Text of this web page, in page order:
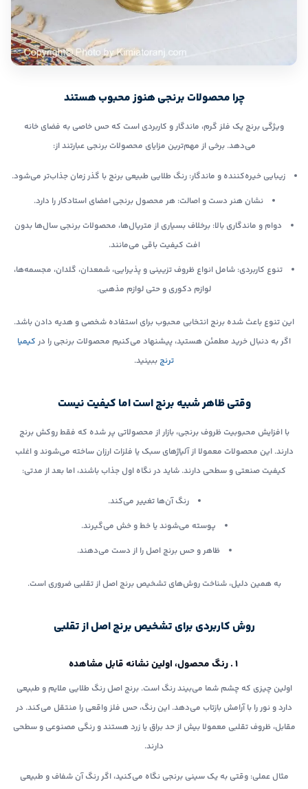
چرا محصولات برنجی هنوز محبوب هستند
ویژگی برنج یک فلز گرم، ماندگار و کاربردی است که حس خاصی به فضای خانه
می‌دهد. برخی از مهم‌ترین مزایای محصولات برنجی عبارتند از:
زیبایی خیره‌کننده و ماندگار: رنگ طلایی طبیعی برنج با گذر زمان جذاب‌تر می‌شود.
نشان هنر دست و اصالت: هر محصول برنجی امضای استادکار را دارد.
دوام و ماندگاری بالا: برخلاف بسیاری از متریال‌ها، محصولات برنجی سال‌ها بدون
افت کیفیت باقی می‌مانند.
تنوع کاربردی: شامل انواع ظروف تزیینی و پذیرایی، شمعدان، گلدان، مجسمه‌ها،
لوازم دکوری و حتی لوازم مذهبی.
این تنوع باعث شده برنج انتخابی محبوب برای استفاده شخصی و هدیه دادن باشد.
اگر به دنبال خرید مطمئن هستید، پیشنهاد می‌کنیم محصولات برنجی را در کیمیا
ترنج ببینید.
وقتی ظاهر شبیه برنج است اما کیفیت نیست
با افزایش محبوبیت ظروف برنجی، بازار از محصولاتی پر شده که فقط روکش برنج
دارند. این محصولات معمولا از آلیاژهای سبک یا فلزات ارزان ساخته می‌شوند و اغلب
کیفیت صنعتی و سطحی دارند. شاید در نگاه اول جذاب باشند، اما بعد از مدتی:
رنگ آن‌ها تغییر می‌کند.
پوسته می‌شوند یا خط و خش می‌گیرند.
ظاهر و حس برنج اصل را از دست می‌دهند.
به همین دلیل، شناخت روش‌های تشخیص برنج اصل از تقلبی ضروری است.
روش کاربردی برای تشخیص برنج اصل از تقلبی
۱. رنگ محصول، اولین نشانه قابل مشاهده
اولین چیزی که چشم شما می‌بیند رنگ است. برنج اصل رنگ طلایی ملایم و طبیعی
دارد و نور را با آرامش بازتاب می‌دهد. این رنگ، حس فلز واقعی را منتقل می‌کند. در
مقابل، ظروف تقلبی معمولا بیش از حد براق یا زرد هستند و رنگی مصنوعی و سطحی
دارند.
مثال عملی: وقتی به یک سینی برنجی نگاه می‌کنید، اگر رنگ آن شفاف و طبیعی